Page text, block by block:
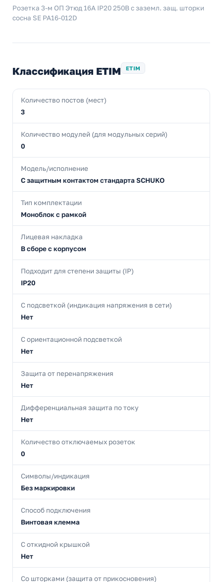
Розетка 3-м ОП Этюд 16А IP20 250В с заземл. защ. шторки
сосна SE PA16-012D
Классификация ETIM ETIM
Количество постов (мест)
3
Количество модулей (для модульных серий)
0
Модель/исполнение
С защитным контактом стандарта SCHUKO
Тип комплектации
Моноблок с рамкой
Лицевая накладка
В сборе с корпусом
Подходит для степени защиты (IP)
IP20
С подсветкой (индикация напряжения в сети)
Нет
С ориентационной подсветкой
Нет
Защита от перенапряжения
Нет
Дифференциальная защита по току
Нет
Количество отключаемых розеток
0
Символы/индикация
Без маркировки
Способ подключения
Винтовая клемма
С откидной крышкой
Нет
Со шторками (защита от прикосновения)